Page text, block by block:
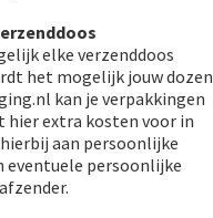
elke verzenddoos
het mogelijk jouw dozen
kan je verpakkingen
hier extra kosten voor in
aan persoonlijke
eventuele persoonlijke